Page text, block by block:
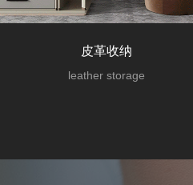
皮革收纳
leather storage